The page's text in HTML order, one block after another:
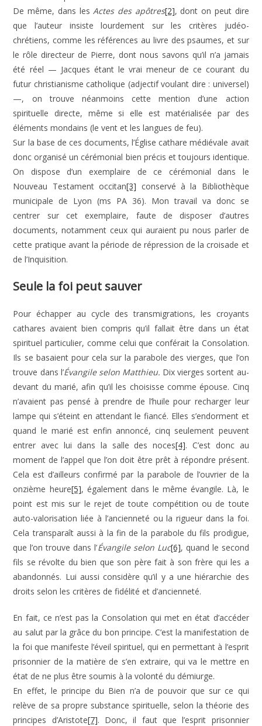
De même, dans lesActes des apôtres[2], dont on peut dire
que l’auteur insiste lourdement sur les critères judéo-
chrétiens, comme les références au livre des psaumes, et sur
le rôle directeur de Pierre, dont nous savons qu’il n’a jamais
été réel — Jacques étant le vrai meneur de ce courant du
futur christianisme catholique (adjectif voulant dire : universel)
—, on trouve néanmoins cette mention d’une action
spirituelle directe, même si elle est matérialisée par des
éléments mondains (le vent et les langues de feu).
Sur la base de ces documents, l’Église cathare médiévale avait
donc organisé un cérémonial bien précis et toujours identique.
On dispose d’un exemplaire de ce cérémonial dans le
Nouveau Testament occitan[3] conservé à la Bibliothèque
municipale de Lyon (ms PA 36). Mon travail va donc se
centrer sur cet exemplaire, faute de disposer d’autres
documents, notamment ceux qui auraient pu nous parler de
cette pratique avant la période de répression de la croisade et
de l’Inquisition.
Seule la foi peut sauver
Pour échapper au cycle des transmigrations, les croyants
cathares avaient bien compris qu’il fallait être dans un état
spirituel particulier, comme celui que conférait la Consolation.
Ils se basaient pour cela sur la parabole des vierges, que l’on
trouve dans l’Évangile selon Matthieu. Dix vierges sortent au-
devant du marié, afin qu’il les choisisse comme épouse. Cinq
n’avaient pas pensé à prendre de l’huile pour recharger leur
lampe qui s’éteint en attendant le fiancé. Elles s’endorment et
quand le marié est enfin annoncé, cinq seulement peuvent
entrer avec lui dans la salle des noces[4]. C’est donc au
moment de l’appel que l’on doit être prêt à répondre présent.
Cela est d’ailleurs confirmé par la parabole de l’ouvrier de la
onzième heure[5], également dans le même évangile. Là, le
point est mis sur le rejet de toute compétition ou de toute
auto-valorisation liée à l’ancienneté ou la rigueur dans la foi.
Cela transparaît aussi à la fin de la parabole du fils prodigue,
que l’on trouve dans l’Évangile selon Luc[6], quand le second
fils se révolte du bien que son père fait à son frère qui les a
abandonnés. Lui aussi considère qu’il y a une hiérarchie des
droits selon les critères de fidélité et d’ancienneté.
En fait, ce n’est pas la Consolation qui met en état d’accéder
au salut par la grâce du bon principe. C’est la manifestation de
la foi que manifeste l’éveil spirituel, qui en permettant à l’esprit
prisonnier de la matière de s’en extraire, qui va le mettre en
état de ne plus être soumis à la volonté du démiurge.
En effet, le principe du Bien n’a de pouvoir que sur ce qui
relève de sa propre substance spirituelle, selon la théorie des
principes d’Aristote[7]. Donc, il faut que l’esprit prisonnier